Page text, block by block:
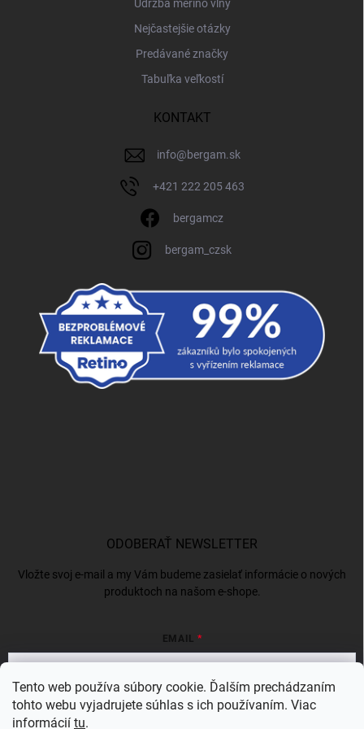
Tento web používa súbory cookie. Ďalším prechádzaním
tohto webu vyjadrujete súhlas s ich používaním. Viac
informácií tu.
Údržba merino vlny
Nejčastejšie otázky
Predávané značky
Tabuľka veľkostí
KONTAKT
info@bergam.sk
+421 222 205 463
bergamcz
bergam_czsk
ODOBERAŤ NEWSLETTER
Vložte svoj e-mail a my Vám budeme zasielať informácie o nových
produktoch na našom e-shope.
EMAIL
Vložením e-mailu súhlasíte s